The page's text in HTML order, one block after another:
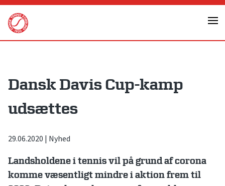
Skip
content
Dansk Davis Cup-kamp
udsættes
29.06.2020 | Nyhed
Landsholdene i tennis vil på grund af corona
komme væsentligt mindre i aktion frem til